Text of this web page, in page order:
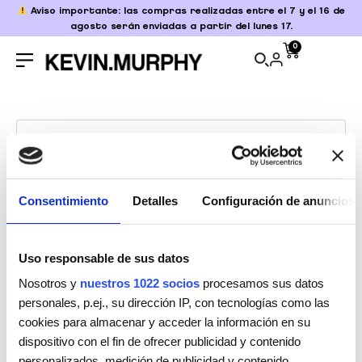
Consentimiento Detalles Configuración de anuncios
Uso responsable de sus datos
Nosotros y nuestros 1022 socios procesamos sus datos
personales, p.ej., su dirección IP, con tecnologías como las
cookies para almacenar y acceder la información en su
dispositivo con el fin de ofrecer publicidad y contenido
Aviso importante: las compras realizadas entre el 7 y el 16 de
agosto serán enviadas a partir del lunes 17.
0
introduce tu nombre de usuario o correo
electrónico. Recibirás un enlace para crear
una contraseña nueva por correo
electrónico.
Nombre de usuario o correo electrónico*
This site is protected by reCAPTCHA and the GooglePrivacy
Policy
Terms of Service apply.
Restablecer contraseña